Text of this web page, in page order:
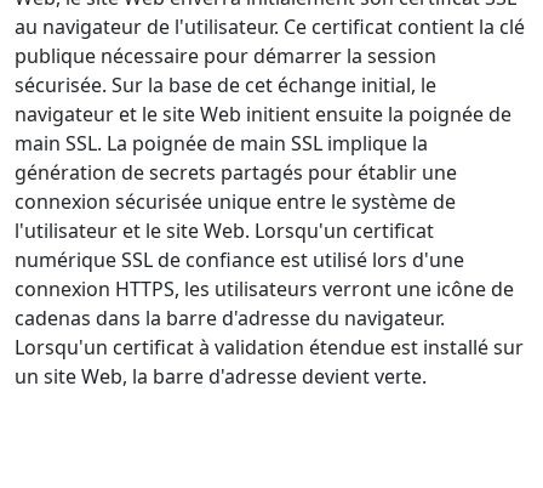
au navigateur de l'utilisateur. Ce certificat contient la clé
publique nécessaire pour démarrer la session
sécurisée. Sur la base de cet échange initial, le
navigateur et le site Web initient ensuite la poignée de
main SSL. La poignée de main SSL implique la
génération de secrets partagés pour établir une
connexion sécurisée unique entre le système de
l'utilisateur et le site Web. Lorsqu'un certificat
numérique SSL de confiance est utilisé lors d'une
connexion HTTPS, les utilisateurs verront une icône de
cadenas dans la barre d'adresse du navigateur.
Lorsqu'un certificat à validation étendue est installé sur
un site Web, la barre d'adresse devient verte.